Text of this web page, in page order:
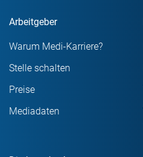
Arbeitgeber
Warum Medi-Karriere?
Stelle schalten
Preise
Mediadaten